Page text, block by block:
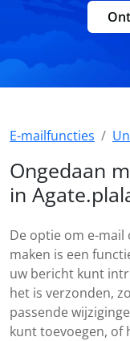
E-mailfuncties
Ongedaan
in
De optie om e-mail
maken is een
uw bericht kunt
het is verzonden,
passende
kunt toevoegen, of